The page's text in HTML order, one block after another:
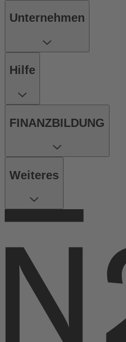
Unternehmen
Hilfe
FINANZBILDUNG
Weiteres